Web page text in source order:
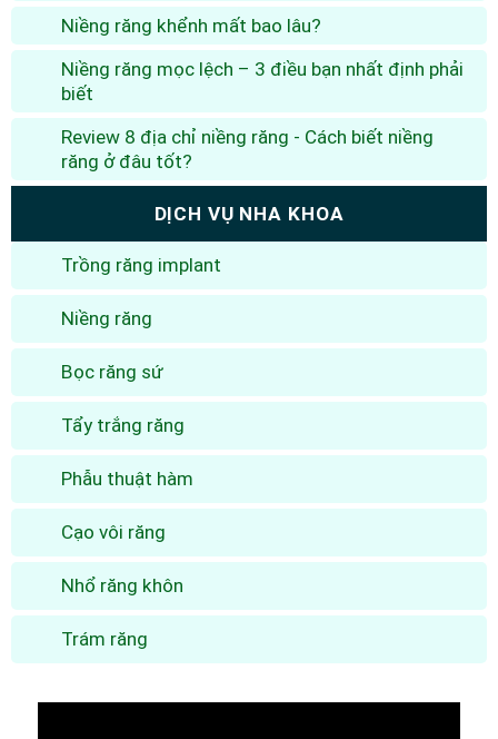
Niềng răng khểnh mất bao lâu?
Niềng răng mọc lệch – 3 điều bạn nhất định phải
biết
Review 8 địa chỉ niềng răng - Cách biết niềng
răng ở đâu tốt?
DỊCH VỤ NHA KHOA
Trồng răng implant
Niềng răng
Bọc răng sứ
Tẩy trắng răng
Phẫu thuật hàm
Cạo vôi răng
Nhổ răng khôn
Trám răng